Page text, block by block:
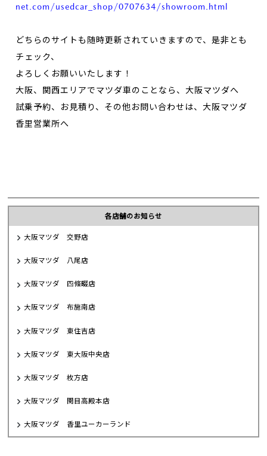
net.com/usedcar_shop/0707634/showroom.html
どちらのサイトも随時更新されていきますので、是非とも
チェック、
よろしくお願いいたします！
大阪、関西エリアでマツダ車のことなら、大阪マツダへ
試乗予約、お見積り、その他お問い合わせは、大阪マツダ
香里営業所へ
各店舗のお知らせ
大阪マツダ 交野店
大阪マツダ 八尾店
大阪マツダ 四條畷店
大阪マツダ 布施南店
大阪マツダ 東住吉店
大阪マツダ 東大阪中央店
大阪マツダ 枚方店
大阪マツダ 関目高殿本店
大阪マツダ 香里ユーカーランド